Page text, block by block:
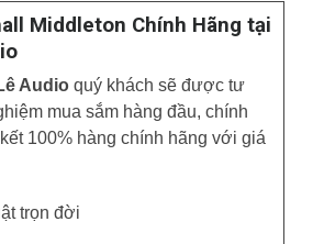
Middleton Chính Hãng tại
Audio quý khách sẽ được tư
mua sắm hàng đầu, chính
100% hàng chính hãng với giá
trọn đời